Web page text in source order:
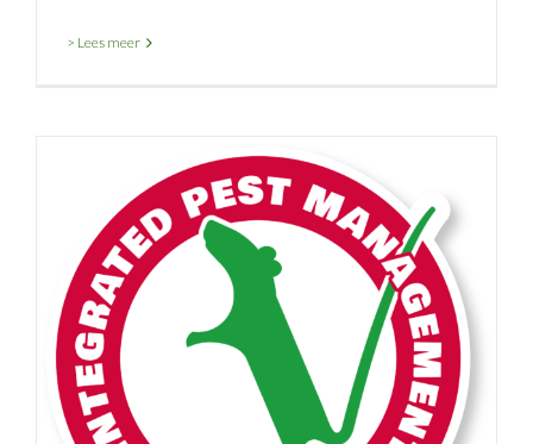
> Lees meer
Knaagdier bestrijding * UPDATE *